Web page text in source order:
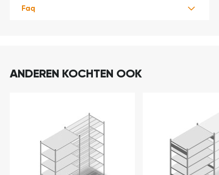
Faq
ANDEREN KOCHTEN OOK